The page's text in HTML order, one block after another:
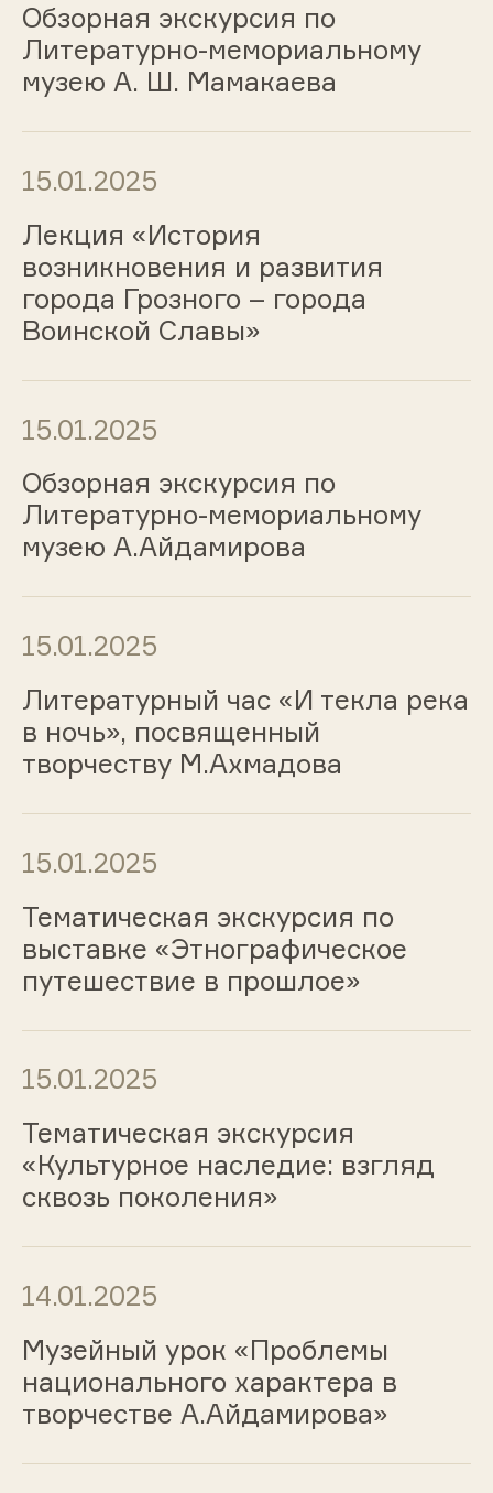
Обзорная экскурсия по
Литературно-мемориальному
музею А. Ш. Мамакаева
15.01.2025
Лекция «История
возникновения и развития
города Грозного – города
Воинской Славы»
15.01.2025
Обзорная экскурсия по
Литературно-мемориальному
музею А.Айдамирова
15.01.2025
Литературный час «И текла река
в ночь», посвященный
творчеству М.Ахмадова
15.01.2025
Тематическая экскурсия по
выставке «Этнографическое
путешествие в прошлое»
15.01.2025
Тематическая экскурсия
«Культурное наследие: взгляд
сквозь поколения»
14.01.2025
Музейный урок «Проблемы
национального характера в
творчестве А.Айдамирова»